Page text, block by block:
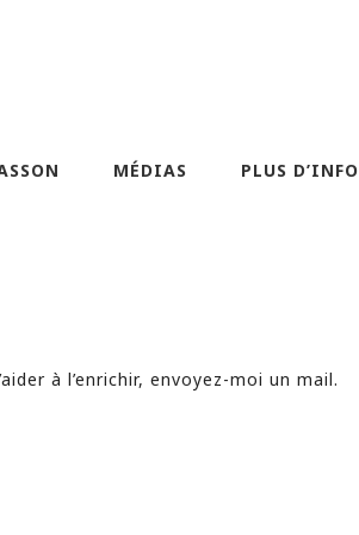
MÉDIAS PLUS D’INFO
à l’enrichir, envoyez-moi un mail.